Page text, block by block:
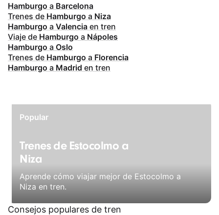
Hamburgo a Barcelona
Trenes de Hamburgo a Niza
Hamburgo a Valencia en tren
Viaje de Hamburgo a Nápoles
Hamburgo a Oslo
Trenes de Hamburgo a Florencia
Hamburgo a Madrid en tren
Popular
Trenes de Estocolmo a
Niza
Aprende cómo viajar mejor de Estocolmo a
Niza en tren.
Consejos populares de tren